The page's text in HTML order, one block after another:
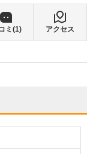
ミ(1) アクセス